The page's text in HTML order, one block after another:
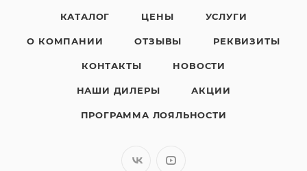
КАТАЛОГ ЦЕНЫ УСЛУГИ
О КОМПАНИИ ОТЗЫВЫ РЕКВИЗИТЫ
КОНТАКТЫ НОВОСТИ
НАШИ ДИЛЕРЫ АКЦИИ
ПРОГРАММА ЛОЯЛЬНОСТИ